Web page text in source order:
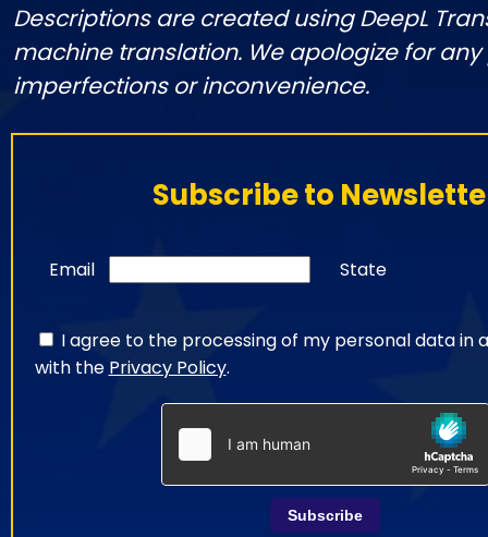
Descriptions are created using DeepL
machine translation. We apologize for
imperfections or inconvenience.
Subscribe to
Email State
I agree to the processing of my personal data in
with the Privacy Policy.
Subscribe